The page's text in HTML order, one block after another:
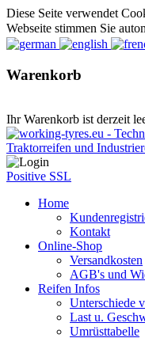
Diese Seite verwendet
Webseite stimmen Sie
Warenkorb
Ihr Warenkorb ist derzeit
Positive SSL
Home
Kontakt
Online-Shop
Versandkosten
AGB's und
Reifen Infos
Unterschiede
Last u.
Umrüsttabelle